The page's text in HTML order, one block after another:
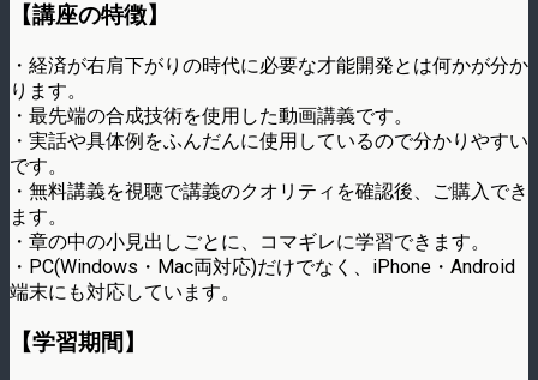
【講座の特徴】
・経済が右肩下がりの時代に必要な才能開発とは何かが分か
ります。
・最先端の合成技術を使用した動画講義です。
・実話や具体例をふんだんに使用しているので分かりやすい
です。
・無料講義を視聴で講義のクオリティを確認後、ご購入でき
ます。
・章の中の小見出しごとに、コマギレに学習できます。
・PC(Windows・Mac両対応)だけでなく、iPhone・Android
端末にも対応しています。
【学習期間】